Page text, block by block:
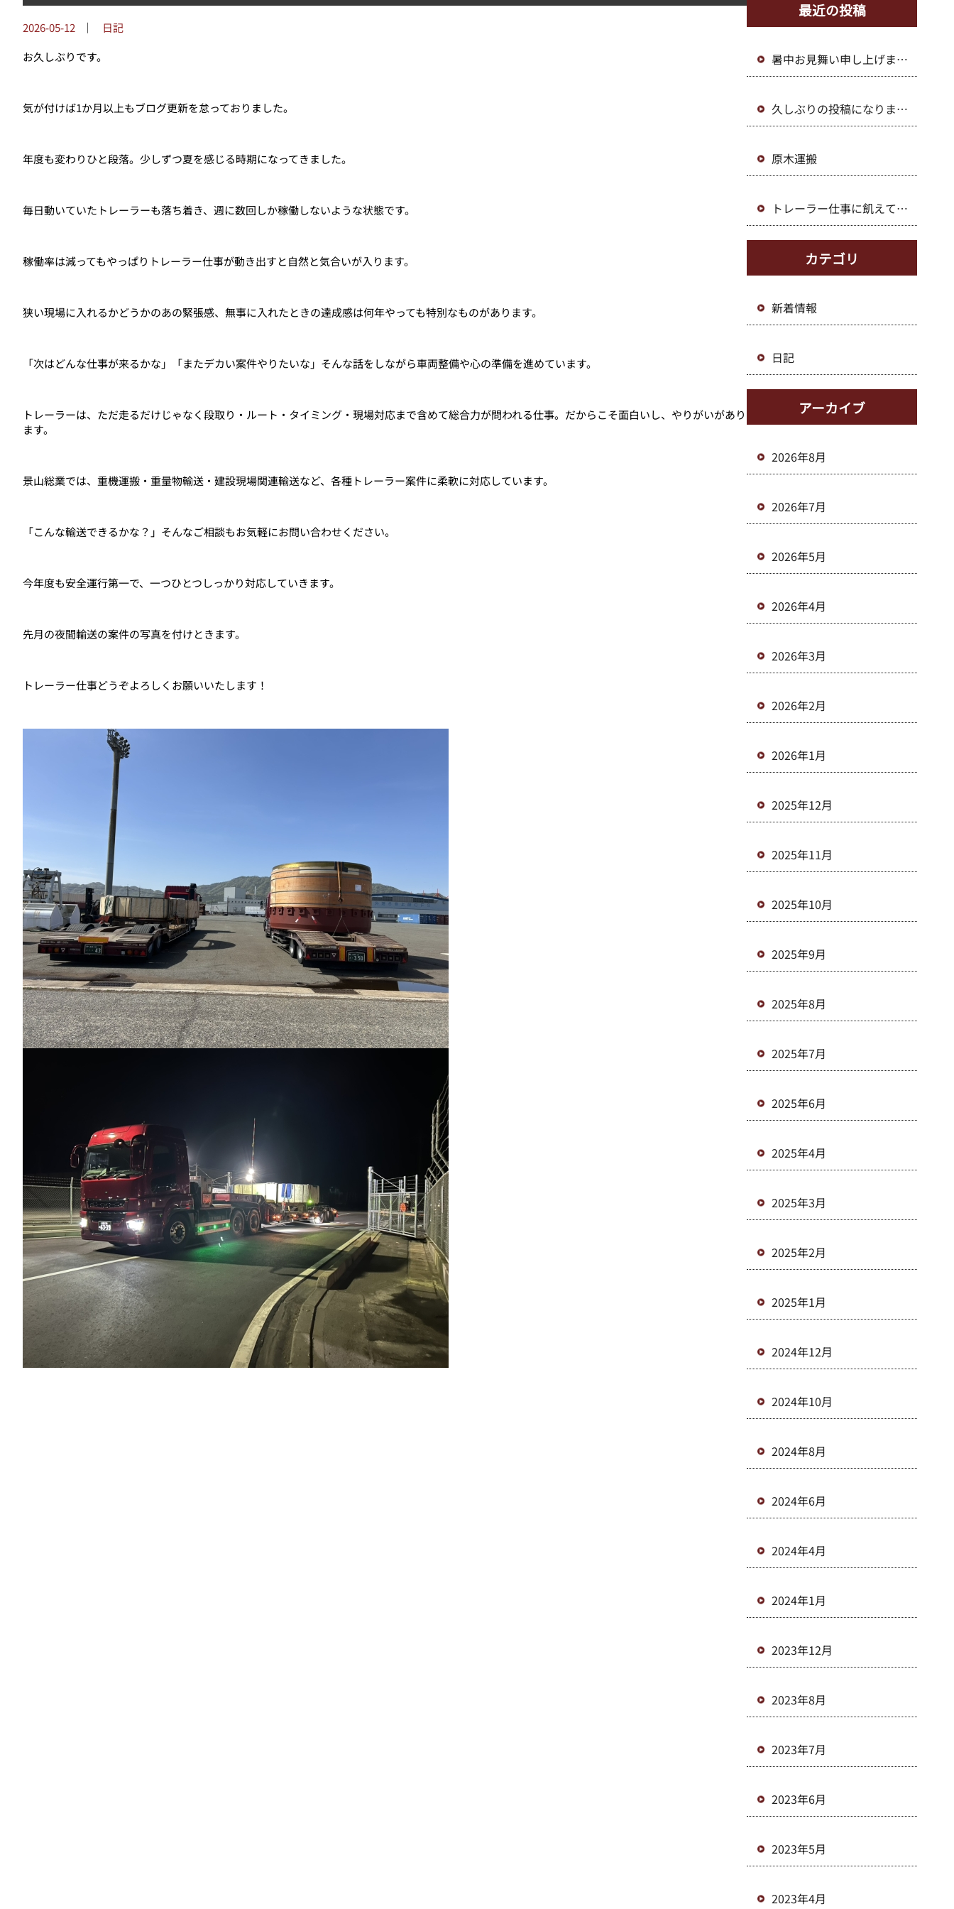
2026-05-12 ｜
日記
お久しぶりです。
気が付けば1か月以上もブログ更新を怠っておりました。
年度も変わりひと段落。少しずつ夏を感じる時期になってきました。
毎日動いていたトレーラーも落ち着き、週に数回しか稼働しないような状態です。
稼働率は減ってもやっぱりトレーラー仕事が動き出すと自然と気合いが入ります。
狭い現場に入れるかどうかのあの緊張感、無事に入れたときの達成感は何年やっても特別なものがあります。
「次はどんな仕事が来るかな」「またデカい案件やりたいな」そんな話をしながら車両整備や心の準備を進めています。
トレーラーは、ただ走るだけじゃなく段取り・ルート・タイミング・現場対応まで含めて総合力が問われる仕事。だからこそ面白いし、やりがいがあり
ます。
景山総業では、重機運搬・重量物輸送・建設現場関連輸送など、各種トレーラー案件に柔軟に対応しています。
「こんな輸送できるかな？」そんなご相談もお気軽にお問い合わせください。
今年度も安全運行第一で、一つひとつしっかり対応していきます。
先月の夜間輸送の案件の写真を付けときます。
トレーラー仕事どうぞよろしくお願いいたします！
最近の投稿
暑中お見舞い申し上げま
す。
久しぶりの投稿になりまし
た。
原木運搬
トレーラー仕事に飢えてい
ます！
カテゴリ
新着情報
日記
アーカイブ
2026年8月
2026年7月
2026年5月
2026年4月
2026年3月
2026年2月
2026年1月
2025年12月
2025年11月
2025年10月
2025年9月
2025年8月
2025年7月
2025年6月
2025年4月
2025年3月
2025年2月
2025年1月
2024年12月
2024年10月
2024年8月
2024年6月
2024年4月
2024年1月
2023年12月
2023年8月
2023年7月
2023年6月
2023年5月
2023年4月